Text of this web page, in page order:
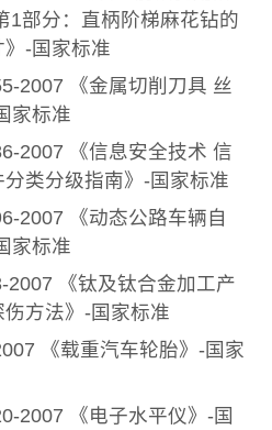
1部分：直柄阶梯麻花钻的
-国家标准
2007 《金属切削刀具 丝
家标准
2007 《信息安全技术 信
分类分级指南》-国家标准
2007 《动态公路车辆自
家标准
2007 《钛及钛合金加工产
伤方法》-国家标准
《载重汽车轮胎》-国家
2007 《电子水平仪》-国